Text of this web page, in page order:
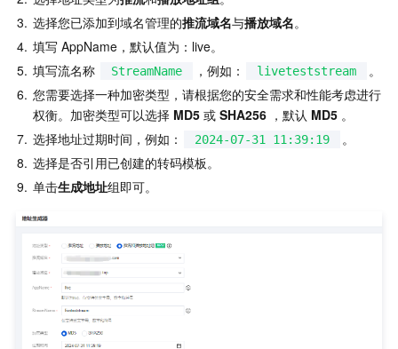
3. 选择您已添加到域名管理的推流域名与播放域名。
4. 填写 AppName，默认值为：live。
5. 填写流名称 StreamName ，例如： liveteststream
。
6. 您需要选择一种加密类型，请根据您的安全需求和性能考虑进行
权衡。加密类型可以选择 MD5 或 SHA256 ，默认 MD5 。
7. 选择地址过期时间，例如： 2024-07-31 11:39:19
。
8. 选择是否引用已创建的转码模板。
9. 单击生成地址组即可。